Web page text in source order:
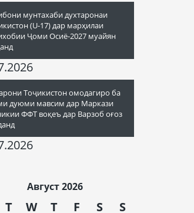
мунтахаби духтаронаи
(U-17) дар марҳилаи
Ҷоми Осиё-2027 муайян
Тоҷикистон омодагиро ба
дуюми мавсим дар Маркази
ФФТ воқеъ дар Варзоб оғоз
Август 2026
T W T F S S